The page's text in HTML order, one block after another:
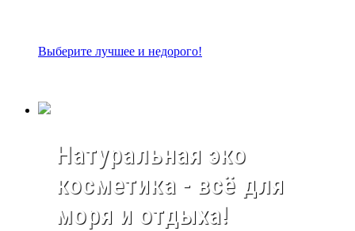
Выберите лучшее и недорого!
Натуральная эко
косметика - всё для
моря и отдыха!